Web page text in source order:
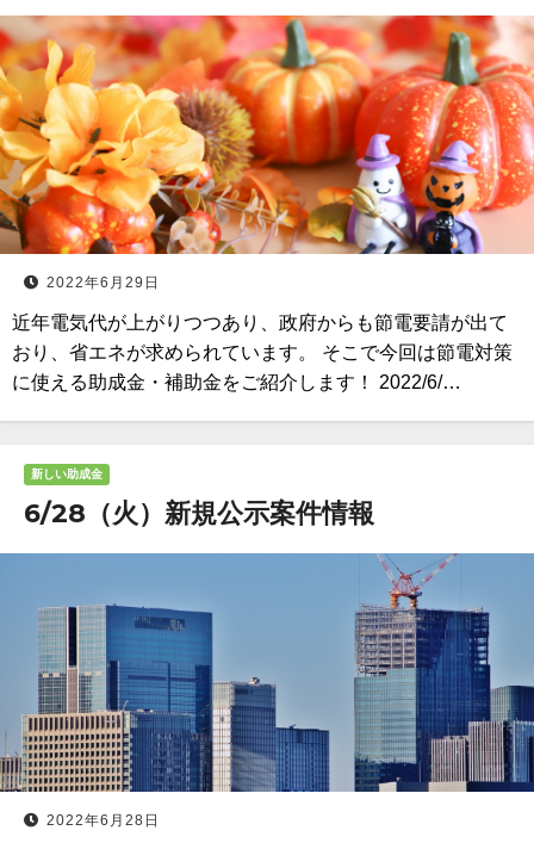
2022年6月29日
近年電気代が上がりつつあり、政府からも節電要請が出て
おり、省エネが求められています。 そこで今回は節電対策
に使える助成金・補助金をご紹介します！ 2022/6/…
新しい助成金
6/28（火）新規公示案件情報
2022年6月28日